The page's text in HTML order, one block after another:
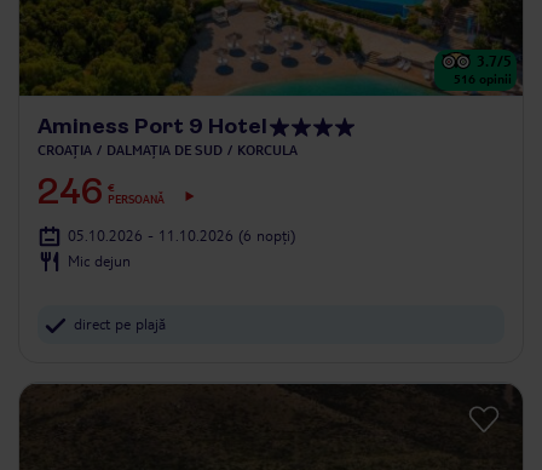
3.7/5
516 opinii
Aminess Port 9 Hotel
CROAȚIA DALMAȚIA DE SUD KORCULA
246 €
PERSOANĂ
05.10.2026 - 11.10.2026 (6 nopți)
Mic dejun
direct pe plajă